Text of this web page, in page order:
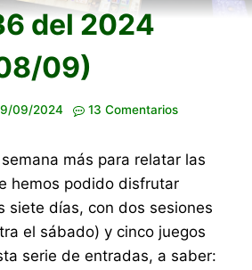
del 2024
09)
09/2024 13 Comentarios
más para relatar las
hemos podido disfrutar
siete días, con dos sesiones
el sábado) y cinco juegos
serie de entradas, a saber: